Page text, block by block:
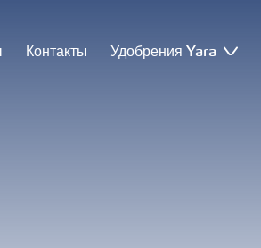
Контакты Удобрения Yara